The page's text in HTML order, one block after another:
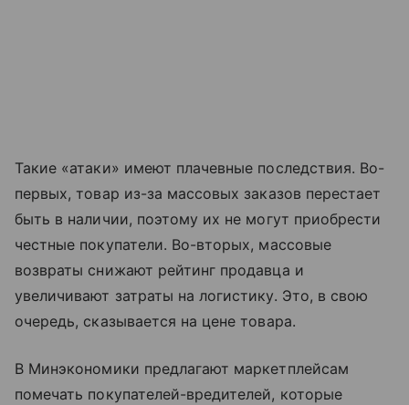
Такие «атаки» имеют плачевные последствия. Во-
первых, товар из-за массовых заказов перестает
быть в наличии, поэтому их не могут приобрести
честные покупатели. Во-вторых, массовые
возвраты снижают рейтинг продавца и
увеличивают затраты на логистику. Это, в свою
очередь, сказывается на цене товара.
В Минэкономики предлагают маркетплейсам
помечать покупателей-вредителей, которые